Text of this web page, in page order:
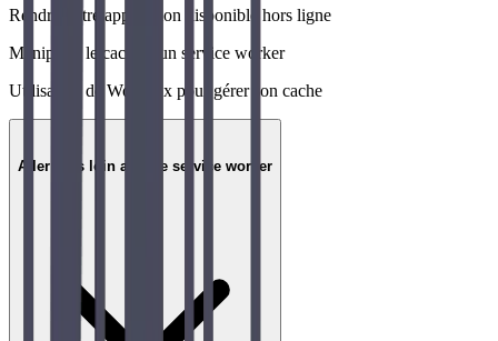
Rendre notre application disponible hors ligne
Manipuler le cache d'un service worker
Utilisation de Workbox pour gérer son cache
Aller plus loin avec le service worker